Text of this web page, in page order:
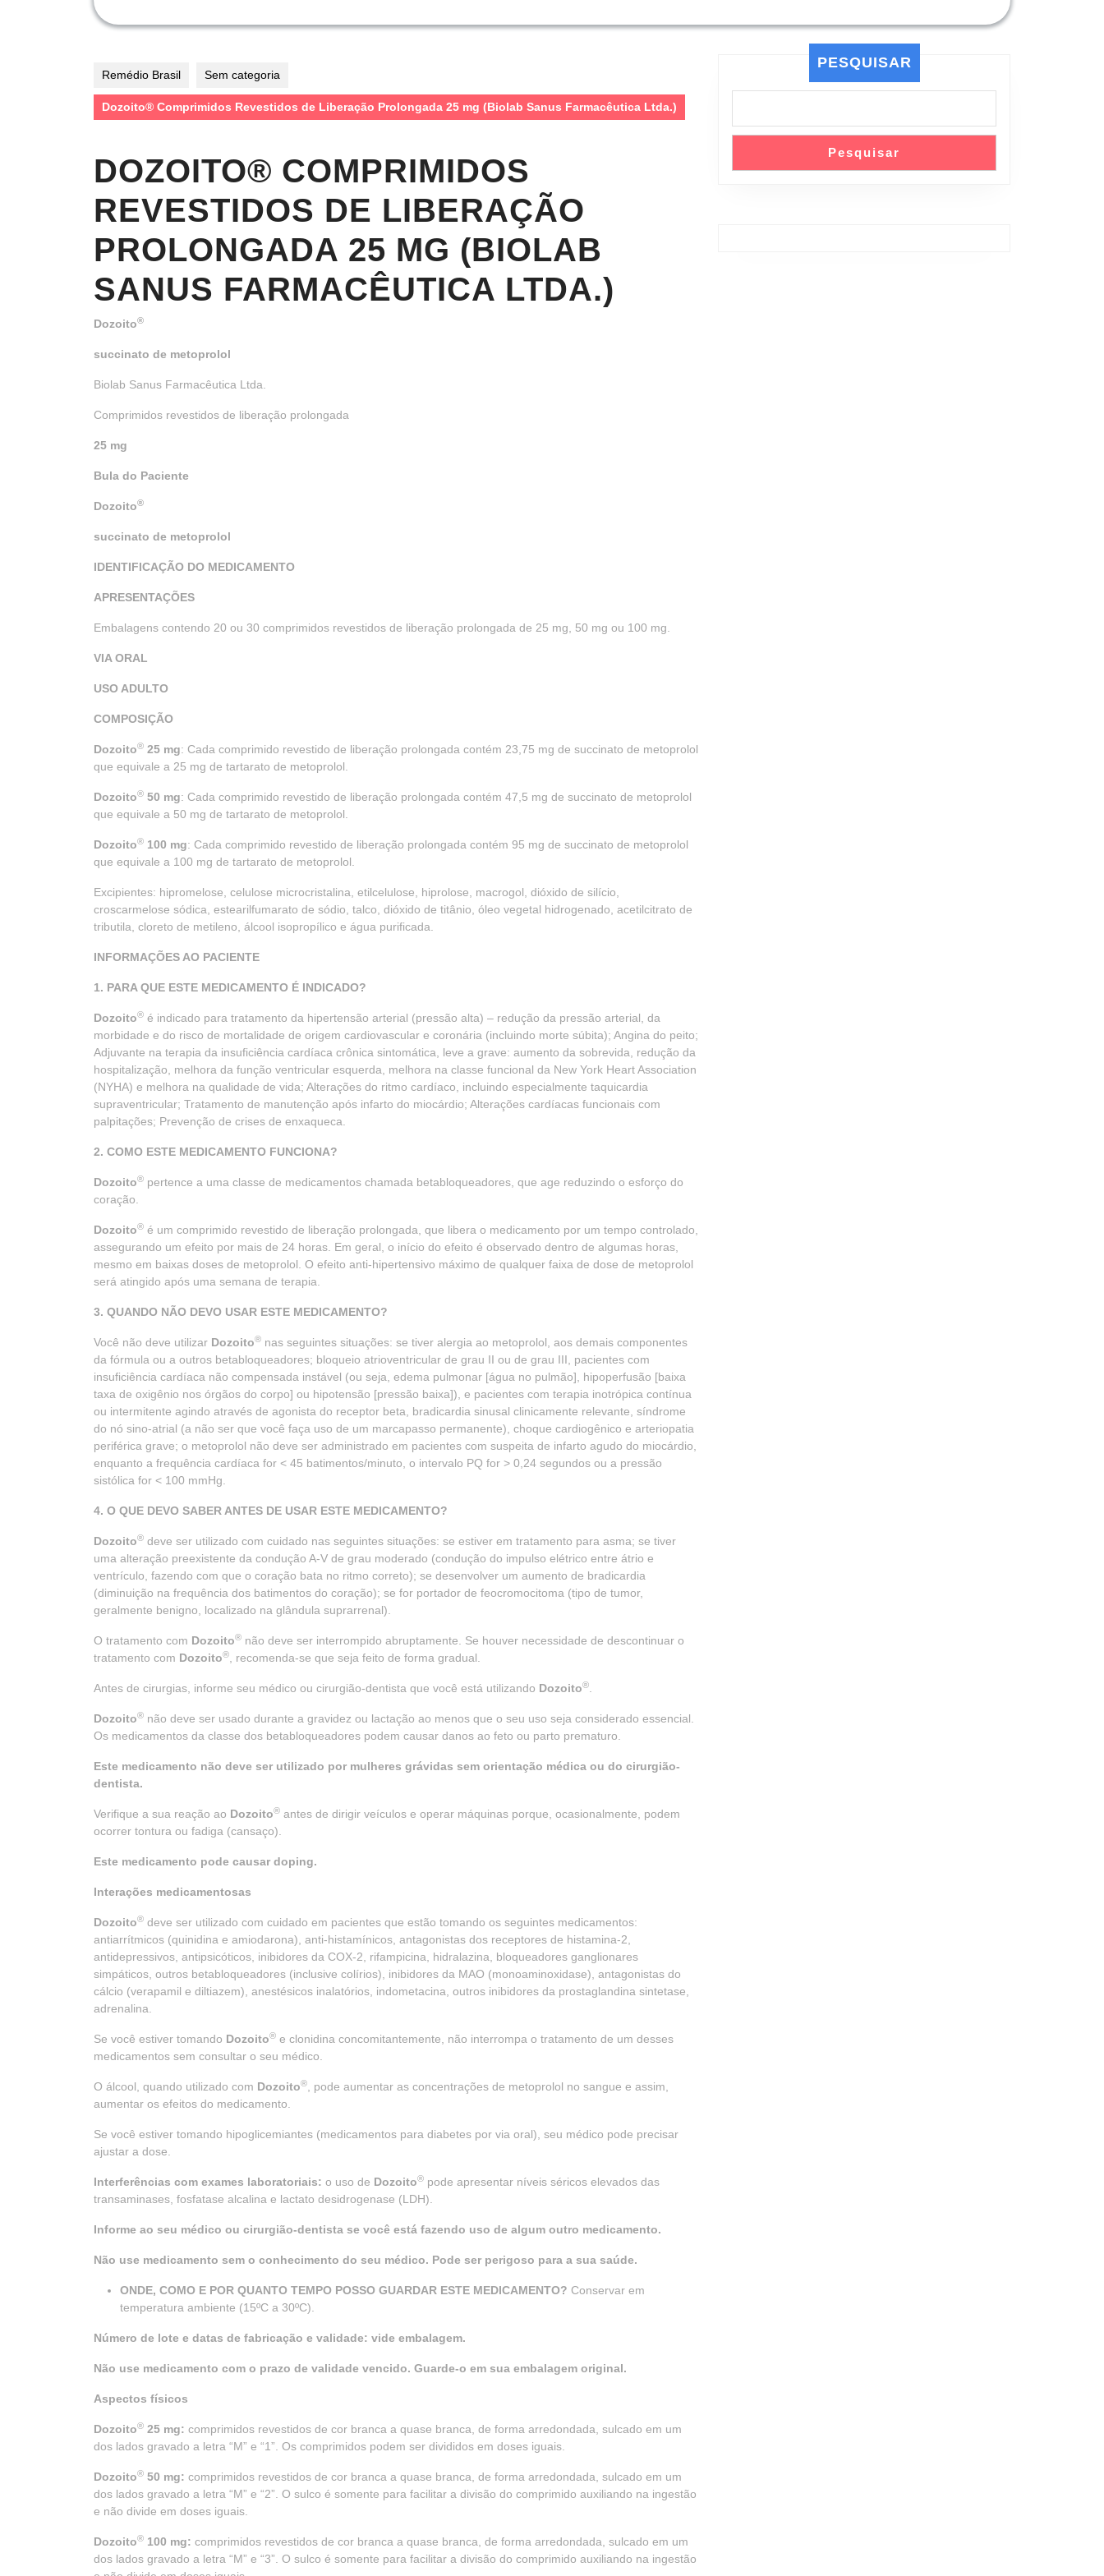
Remédio Brasil Sem categoria
Dozoito® Comprimidos Revestidos de Liberação Prolongada 25 mg (Biolab Sanus Farmacêutica Ltda.)
DOZOITO® COMPRIMIDOS
REVESTIDOS DE LIBERAÇÃO
PROLONGADA 25 MG (BIOLAB
SANUS FARMACÊUTICA LTDA.)
Dozoito®
succinato de metoprolol
Biolab Sanus Farmacêutica Ltda.
Comprimidos revestidos de liberação prolongada
25 mg
Bula do Paciente
Dozoito®
succinato de metoprolol
IDENTIFICAÇÃO DO MEDICAMENTO
APRESENTAÇÕES
Embalagens contendo 20 ou 30 comprimidos revestidos de liberação prolongada de 25 mg, 50 mg ou 100 mg.
VIA ORAL
USO ADULTO
COMPOSIÇÃO
Dozoito® 25 mg: Cada comprimido revestido de liberação prolongada contém 23,75 mg de succinato de metoprolol
que equivale a 25 mg de tartarato de metoprolol.
Dozoito® 50 mg: Cada comprimido revestido de liberação prolongada contém 47,5 mg de succinato de metoprolol
que equivale a 50 mg de tartarato de metoprolol.
Dozoito® 100 mg: Cada comprimido revestido de liberação prolongada contém 95 mg de succinato de metoprolol
que equivale a 100 mg de tartarato de metoprolol.
Excipientes: hipromelose, celulose microcristalina, etilcelulose, hiprolose, macrogol, dióxido de silício,
croscarmelose sódica, estearilfumarato de sódio, talco, dióxido de titânio, óleo vegetal hidrogenado, acetilcitrato de
tributila, cloreto de metileno, álcool isopropílico e água purificada.
INFORMAÇÕES AO PACIENTE
1. PARA QUE ESTE MEDICAMENTO É INDICADO?
Dozoito® é indicado para tratamento da hipertensão arterial (pressão alta) – redução da pressão arterial, da
morbidade e do risco de mortalidade de origem cardiovascular e coronária (incluindo morte súbita); Angina do peito;
Adjuvante na terapia da insuficiência cardíaca crônica sintomática, leve a grave: aumento da sobrevida, redução da
hospitalização, melhora da função ventricular esquerda, melhora na classe funcional da New York Heart Association
(NYHA) e melhora na qualidade de vida; Alterações do ritmo cardíaco, incluindo especialmente taquicardia
supraventricular; Tratamento de manutenção após infarto do miocárdio; Alterações cardíacas funcionais com
palpitações; Prevenção de crises de enxaqueca.
2. COMO ESTE MEDICAMENTO FUNCIONA?
Dozoito® pertence a uma classe de medicamentos chamada betabloqueadores, que age reduzindo o esforço do
coração.
Dozoito® é um comprimido revestido de liberação prolongada, que libera o medicamento por um tempo controlado,
assegurando um efeito por mais de 24 horas. Em geral, o início do efeito é observado dentro de algumas horas,
mesmo em baixas doses de metoprolol. O efeito anti-hipertensivo máximo de qualquer faixa de dose de metoprolol
será atingido após uma semana de terapia.
3. QUANDO NÃO DEVO USAR ESTE MEDICAMENTO?
Você não deve utilizar Dozoito® nas seguintes situações: se tiver alergia ao metoprolol, aos demais componentes
da fórmula ou a outros betabloqueadores; bloqueio atrioventricular de grau II ou de grau III, pacientes com
insuficiência cardíaca não compensada instável (ou seja, edema pulmonar [água no pulmão], hipoperfusão [baixa
taxa de oxigênio nos órgãos do corpo] ou hipotensão [pressão baixa]), e pacientes com terapia inotrópica contínua
ou intermitente agindo através de agonista do receptor beta, bradicardia sinusal clinicamente relevante, síndrome
do nó sino-atrial (a não ser que você faça uso de um marcapasso permanente), choque cardiogênico e arteriopatia
periférica grave; o metoprolol não deve ser administrado em pacientes com suspeita de infarto agudo do miocárdio,
enquanto a frequência cardíaca for < 45 batimentos/minuto, o intervalo PQ for > 0,24 segundos ou a pressão
sistólica for < 100 mmHg.
4. O QUE DEVO SABER ANTES DE USAR ESTE MEDICAMENTO?
Dozoito® deve ser utilizado com cuidado nas seguintes situações: se estiver em tratamento para asma; se tiver
uma alteração preexistente da condução A-V de grau moderado (condução do impulso elétrico entre átrio e
ventrículo, fazendo com que o coração bata no ritmo correto); se desenvolver um aumento de bradicardia
(diminuição na frequência dos batimentos do coração); se for portador de feocromocitoma (tipo de tumor,
geralmente benigno, localizado na glândula suprarrenal).
O tratamento com Dozoito® não deve ser interrompido abruptamente. Se houver necessidade de descontinuar o
tratamento com Dozoito® , recomenda-se que seja feito de forma gradual.
Antes de cirurgias, informe seu médico ou cirurgião-dentista que você está utilizando Dozoito®
Dozoito® não deve ser usado durante a gravidez ou lactação ao menos que o seu uso seja considerado essencial.
Os medicamentos da classe dos betabloqueadores podem causar danos ao feto ou parto prematuro.
Este medicamento não deve ser utilizado por mulheres grávidas sem orientação médica ou do cirurgião-
dentista.
Verifique a sua reação ao Dozoito® antes de dirigir veículos e operar máquinas porque, ocasionalmente, podem
ocorrer tontura ou fadiga (cansaço).
Este medicamento pode causar doping.
Interações medicamentosas
Dozoito® deve ser utilizado com cuidado em pacientes que estão tomando os seguintes medicamentos:
antiarrítmicos (quinidina e amiodarona), anti-histamínicos, antagonistas dos receptores de histamina-2,
antidepressivos, antipsicóticos, inibidores da COX-2, rifampicina, hidralazina, bloqueadores ganglionares
simpáticos, outros betabloqueadores (inclusive colírios), inibidores da MAO (monoaminoxidase), antagonistas do
cálcio (verapamil e diltiazem), anestésicos inalatórios, indometacina, outros inibidores da prostaglandina sintetase,
adrenalina.
Se você estiver tomando Dozoito® e clonidina concomitantemente, não interrompa o tratamento de um desses
medicamentos sem consultar o seu médico.
O álcool, quando utilizado com Dozoito®
, pode aumentar as concentrações de metoprolol no sangue e assim,
aumentar os efeitos do medicamento.
Se você estiver tomando hipoglicemiantes (medicamentos para diabetes por via oral), seu médico pode precisar
ajustar a dose.
Interferências com exames laboratoriais: o uso de Dozoito® pode apresentar níveis séricos elevados das
transaminases, fosfatase alcalina e lactato desidrogenase (LDH).
Informe ao seu médico ou cirurgião-dentista se você está fazendo uso de algum outro medicamento.
Não use medicamento sem o conhecimento do seu médico. Pode ser perigoso para a sua saúde.
ONDE, COMO E POR QUANTO TEMPO POSSO GUARDAR ESTE MEDICAMENTO? Conservar em
temperatura ambiente (15ºC a 30ºC).
Número de lote e datas de fabricação e validade: vide embalagem.
Não use medicamento com o prazo de validade vencido. Guarde-o em sua embalagem original.
Aspectos físicos
Dozoito® 25 mg: comprimidos revestidos de cor branca a quase branca, de forma arredondada, sulcado em um
dos lados gravado a letra “M” e “1”. Os comprimidos podem ser divididos em doses iguais.
Dozoito® 50 mg: comprimidos revestidos de cor branca a quase branca, de forma arredondada, sulcado em um
dos lados gravado a letra “M” e “2”. O sulco é somente para facilitar a divisão do comprimido auxiliando na ingestão
e não divide em doses iguais.
Dozoito® 100 mg: comprimidos revestidos de cor branca a quase branca, de forma arredondada, sulcado em um
dos lados gravado a letra “M” e “3”. O sulco é somente para facilitar a divisão do comprimido auxiliando na ingestão
PESQUISAR
Pesquisar